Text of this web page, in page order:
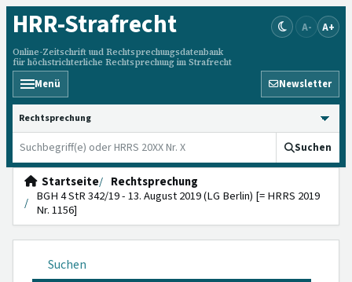
HRR-Strafrecht
Online-Zeitschrift und Rechtsprechungsdatenbank
für höchstrichterliche Rechtsprechung im Strafrecht
A- A+
Menü Newsletter
HRRS durchsuchen
Suchen
Startseite
Rechtsprechung
BGH 4 StR 342/19 - 13. August 2019 (LG Berlin) [= HRRS 2019
Nr. 1156]
Suchen